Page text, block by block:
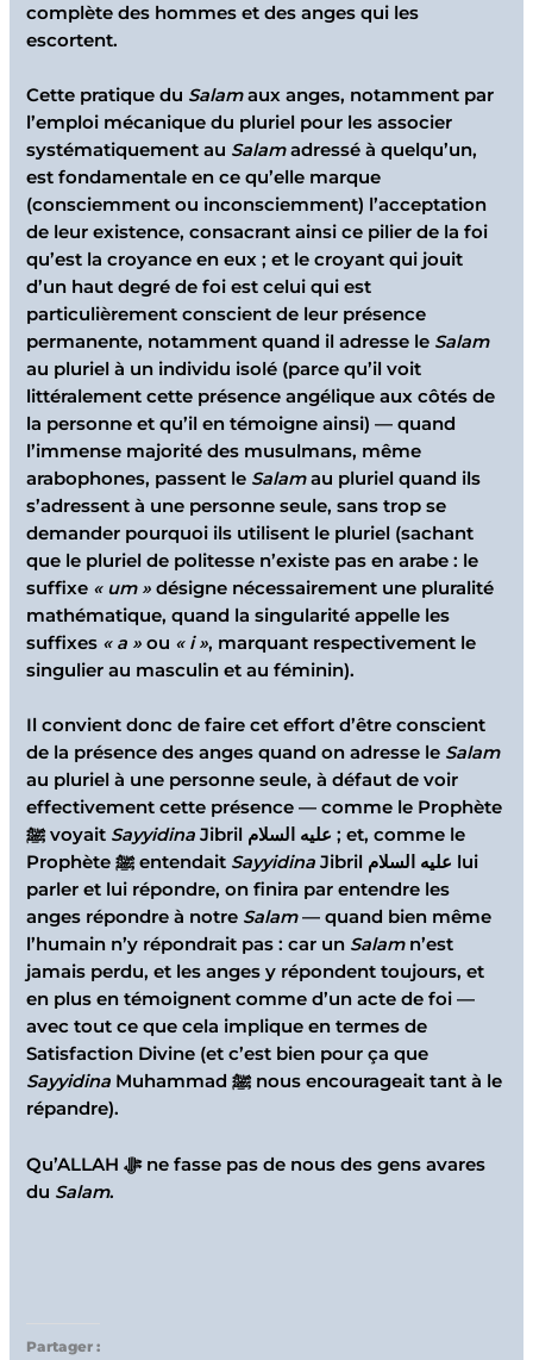
complète des hommes et des anges qui les
escortent.
Cette pratique du Salamaux anges, notamment par
l’emploi mécanique du pluriel pour les associer
systématiquement au Salamadressé à quelqu’un,
est fondamentale en ce qu’elle marque
(consciemment ou inconsciemment) l’acceptation
de leur existence, consacrant ainsi ce pilier de la foi
qu’est la croyance en eux ; et le croyant qui jouit
d’un haut degré de foi est celui qui est
particulièrement conscient de leur présence
permanente, notamment quand il adresse le Salam
au pluriel à un individu isolé (parce qu’il voit
littéralement cette présence angélique aux côtés de
la personne et qu’il en témoigne ainsi) — quand
l’immense majorité des musulmans, même
arabophones, passent le Salamau pluriel quand ils
s’adressent à une personne seule, sans trop se
demander pourquoi ils utilisent le pluriel (sachant
que le pluriel de politesse n’existe pas en arabe : le
suffixe « um » désigne nécessairement une pluralité
mathématique, quand la singularité appelle les
suffixes « a » ou « i », marquant respectivement le
singulier au masculin et au féminin).
Il convient donc de faire cet effort d’être conscient
de la présence des anges quand on adresse le Salam
au pluriel à une personne seule, à défaut de voir
effectivement cette présence — comme le Prophète
ﷺ voyait Sayyidina Jibril عليه السلام ; et, comme le
Prophète ﷺ entendait Sayyidina Jibril عليه السلام lui
parler et lui répondre, on finira par entendre les
anges répondre à notre Salam— quand bien même
l’humain n’y répondrait pas : car un Salamn’est
jamais perdu, et les anges y répondent toujours, et
en plus en témoignent comme d’un acte de foi —
avec tout ce que cela implique en termes de
Satisfaction Divine (et c’est bien pour ça que
Sayyidina Muhammad ﷺ nous encourageait tant à le
répandre).
Qu’ALLAH ﷻ ne fasse pas de nous des gens avares
du Salam.
Partager :